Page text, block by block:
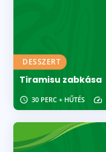
DESSZERT
Tiramisu zabkása
30 PERC + HŰTÉS